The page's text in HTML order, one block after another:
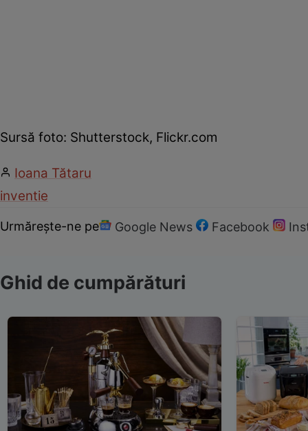
Sursă foto: Shutterstock, Flickr.com
Ioana Tătaru
inventie
Urmărește-ne pe Google News Facebook
Ghid de cumpărături